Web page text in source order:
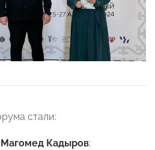
стали:
Кадыров;